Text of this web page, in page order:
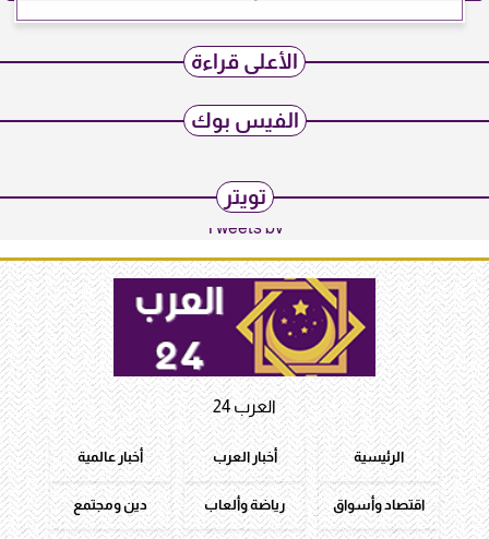
الأعلى قراءة
الفيس بوك
تويتر
Tweets by
العرب 24
الرئيسية أخبار العرب أخبار عالمية
اقتصاد وأسواق رياضة وألعاب دين ومجتمع